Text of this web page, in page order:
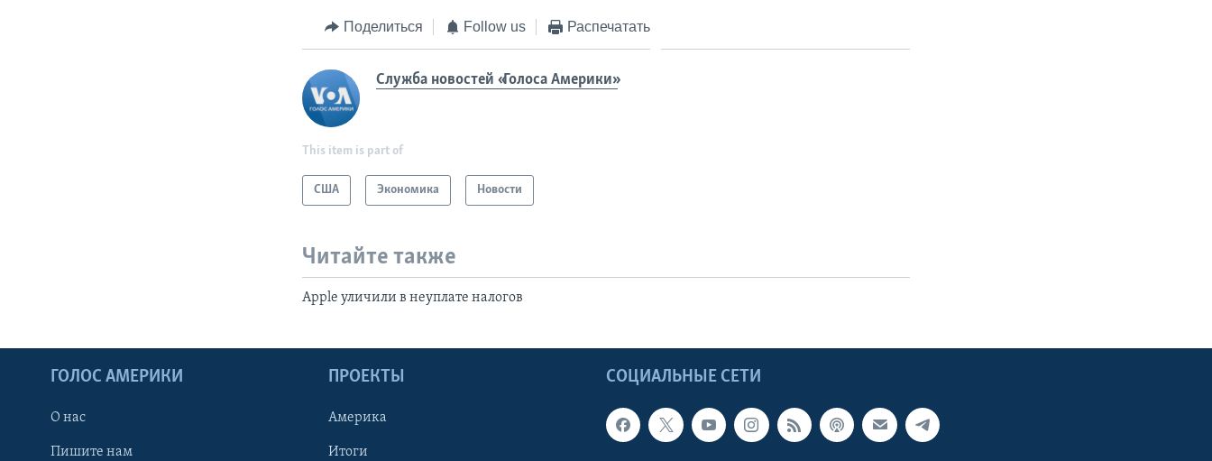
Поделиться Follow us Распечатать
Служба новостей «Голоса Америки»
This item is part of
США Экономика Новости
Читайте также
Apple уличили в неуплате налогов
СОЦИАЛЬНЫЕ СЕТИ
ГОЛОС АМЕРИКИ
О нас
Пишите нам
ПРОЕКТЫ
Америка
Итоги